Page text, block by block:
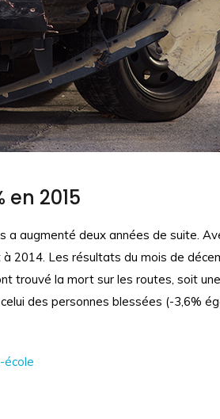
2015
augmenté deux années de suite.
2014. Les résultats du mois de
trouvé la mort sur les routes, soit
des personnes blessées (-3,6%
école